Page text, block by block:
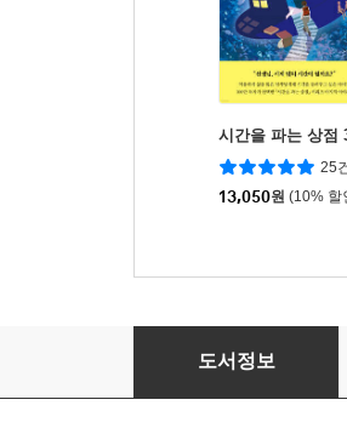
시간을 파는 상점
25
13,050원 (10% 할
할머니가 미안하다고 전
도서정보